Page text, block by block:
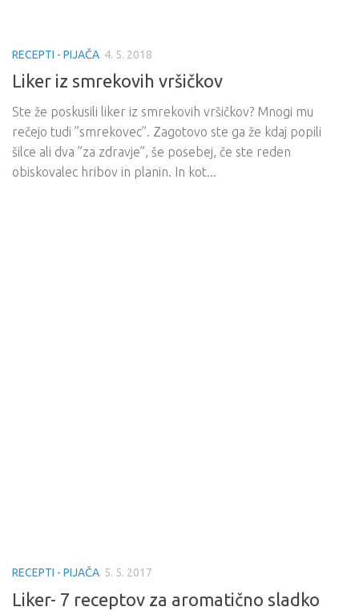
RECEPTI - PIJAČA 4. 5. 2018
Liker iz smrekovih vršičkov
Ste že poskusili liker iz smrekovih vršičkov? Mnogi mu
rečejo tudi ”smrekovec”. Zagotovo ste ga že kdaj popili
šilce ali dva ”za zdravje”, še posebej, če ste reden
obiskovalec hribov in planin. In kot...
RECEPTI - PIJAČA 5. 5. 2017
Liker- 7 receptov za aromatično sladko